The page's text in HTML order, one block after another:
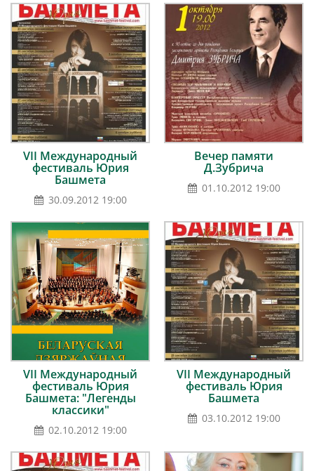
VII Международный
фестиваль Юрия
Башмета
30.09.2012 19:00
Вечер памяти
Д.Зубрича
01.10.2012 19:00
VII Международный
фестиваль Юрия
Башмета: "Легенды
классики"
02.10.2012 19:00
VII Международный
фестиваль Юрия
Башмета
03.10.2012 19:00